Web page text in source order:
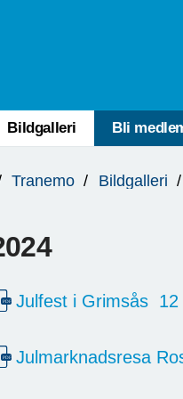
Bildgalleri Bli
Tranemo Bildgalleri
Julfest i Grimsås
Julmarknadsresa